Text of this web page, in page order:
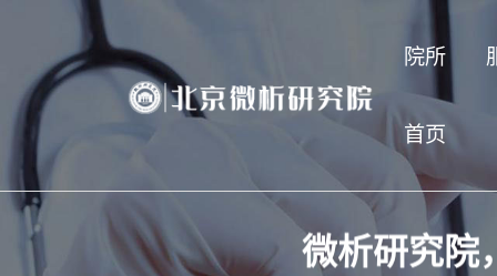
院所
首页
微析研究院